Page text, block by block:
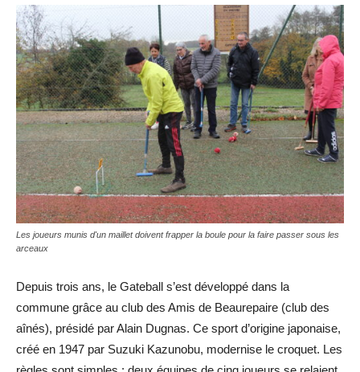
Les joueurs munis d'un maillet doivent frapper la boule pour la faire passer sous les
arceaux
Depuis trois ans, le Gateball s’est développé dans la
commune grâce au club des Amis de Beaurepaire (club des
aînés), présidé par Alain Dugnas. Ce sport d’origine japonaise,
créé en 1947 par Suzuki Kazunobu, modernise le croquet. Les